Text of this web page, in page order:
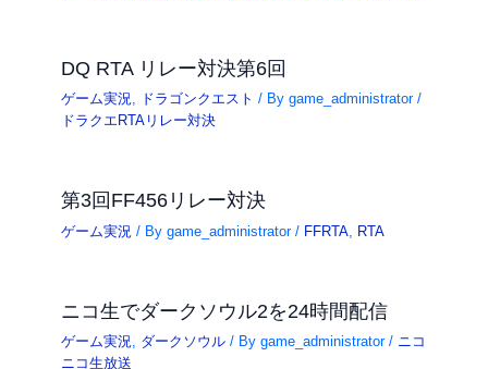
DQ RTA リレー対決第6回
ゲーム実況, ドラゴンクエスト / Bygame_administrator/
ドラクエRTAリレー対決
第3回FF456リレー対決
ゲーム実況 / Bygame_administrator/ FFRTA RTA
ニコ生でダークソウル2を24時間配信
ゲーム実況 ダークソウル / Bygame_administrator/ ニコ
ニコ生放送